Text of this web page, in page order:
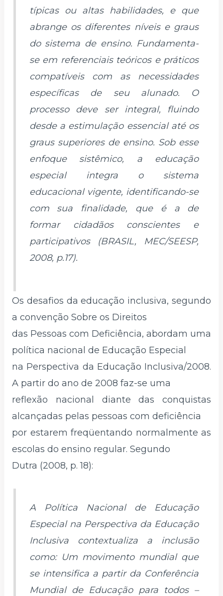
típicas ou altas habilidades, e que
abrange os diferentes níveis e graus
do sistema de ensino. Fundamenta-
se em referenciais teóricos e práticos
compatíveis com as necessidades
específicas de seu alunado. O
processo deve ser integral, fluindo
desde a estimulação essencial até os
graus superiores de ensino. Sob esse
enfoque sistêmico, a educação
especial integra o sistema
educacional vigente, identificando-se
com sua finalidade, que é a de
formar cidadãos conscientes e
participativos (BRASIL, MEC/SEESP,
2008, p.17).
Os desafios da educação inclusiva, segundo
a convenção Sobre os Direitos
das Pessoas com Deficiência, abordam uma
política nacional de Educação Especial
na Perspectiva da Educação Inclusiva/2008.
A partir do ano de 2008 faz-se uma
reflexão nacional diante das conquistas
alcançadas pelas pessoas com deficiência
por estarem freqüentando normalmente as
escolas do ensino regular. Segundo
Dutra (2008, p. 18):
A Política Nacional de Educação
Especial na Perspectiva da Educação
Inclusiva contextualiza a inclusão
como: Um movimento mundial que
se intensifica a partir da Conferência
Mundial de Educação para todos –